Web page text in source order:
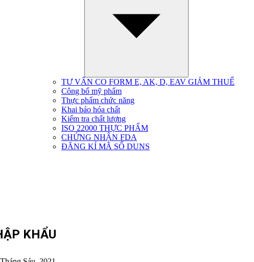
TƯ VẤN CO FORM E, AK, D, EAV GIẢM THUẾ
Công bố mỹ phẩm
Thực phẩm chức năng
Khai báo hóa chất
Kiểm tra chất lượng
ISO 22000 THỰC PHẨM
CHỨNG NHẬN FDA
ĐĂNG KÍ MÃ SỐ DUNS
KHẨU